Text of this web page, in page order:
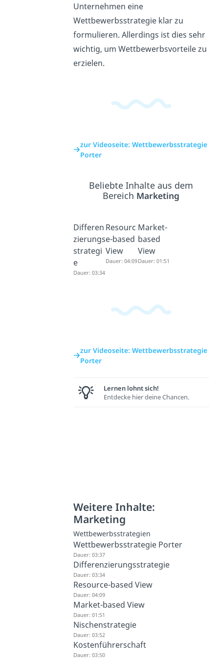
Unternehmen eine
Wettbewerbsstrategie klar zu
formulieren. Allerdings ist dies sehr
wichtig, um Wettbewerbsvorteile zu
erzielen.
zur Videoseite: Wettbewerbsstrategie
Porter
Beliebte Inhalte aus dem
Bereich Marketing
Differen
zierungs
strategi
e
Dauer: 03:34
Resourc
e-based
View
Dauer: 04:09
Market-
based
View
Dauer: 01:51
zur Videoseite: Wettbewerbsstrategie
Porter
Lernen lohnt sich!
Entdecke hier deine Chancen.
Weitere Inhalte:
Marketing
Wettbewerbsstrategien
Wettbewerbsstrategie Porter
Dauer: 03:37
Differenzierungsstrategie
Dauer: 03:34
Resource-based View
Dauer: 04:09
Market-based View
Dauer: 01:51
Nischenstrategie
Dauer: 03:52
Kostenführerschaft
Dauer: 03:50